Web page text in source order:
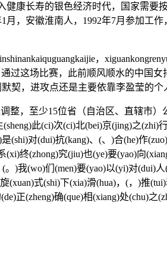
健康长寿的银色经济时代，国家需
安徽淮南人，1992年7月参加工作
，
过这场比赛，此前顺风顺水的中国
契，进攻点还是主要依靠李盈莹的个
整，至少15位省（自治区、直辖
此(ci)次(ci)北(bei)京(jing)之
(shi)对(dui)抗(kang)、(、)合(he)作
(xi)终(zhong)究(jiu)也(ye)要(yao)向
。)我(wo)们(men)要(yao)以(yi)对
(xuan)式(shi)下(xia)滑(hua)，(，)推
正(zheng)确(que)相(xiang)处(chu)之